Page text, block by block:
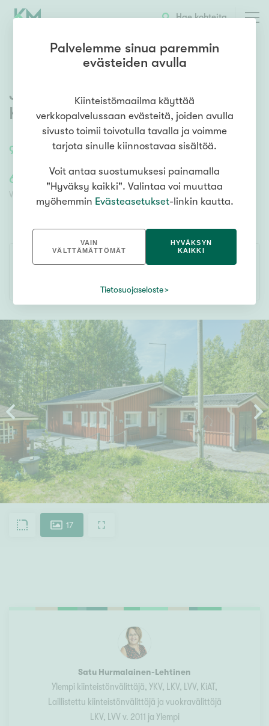
Hae kohteita
90 98m² 3h, k, kph/wc, s
Jaalantie 265 (ent. 261),
Kouvola
65 000,00 €
Velaton lähtöhinta
65 000,00 €
TARJOUSKAUPPA
17
Satu Hurmalainen-Lehtinen
Ylempi kiinteistönvälittäjä, YKV, LKV, LVV, KiAT ,
Laillistettu kiinteistönvälittäjä ja vuokravälittäjä
LKV, LVV v. 2011 ja Ylempi
Palvelemme sinua paremmin
evästeiden avulla
Kiinteistömaailma käyttää
verkkopalvelussaan evästeitä, joiden avulla
sivusto toimii toivotulla tavalla ja voimme
tarjota sinulle kiinnostavaa sisältöä.
Voit antaa suostumuksesi painamalla
"Hyväksy kaikki". Valintaa voi muuttaa
myöhemmin Evästeasetukset-linkin kautta.
VAIN
VÄLTTÄMÄTTÖMÄT
HYVÄKSYN
KAIKKI
Tietosuojaseloste